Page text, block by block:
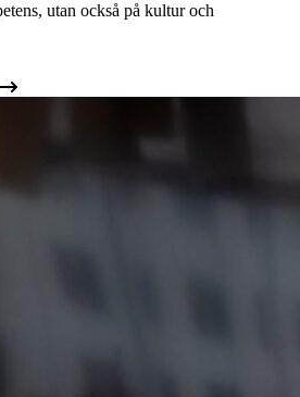
utan också på kultur och